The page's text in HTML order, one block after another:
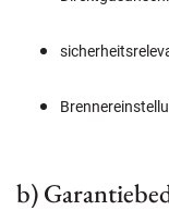
b)